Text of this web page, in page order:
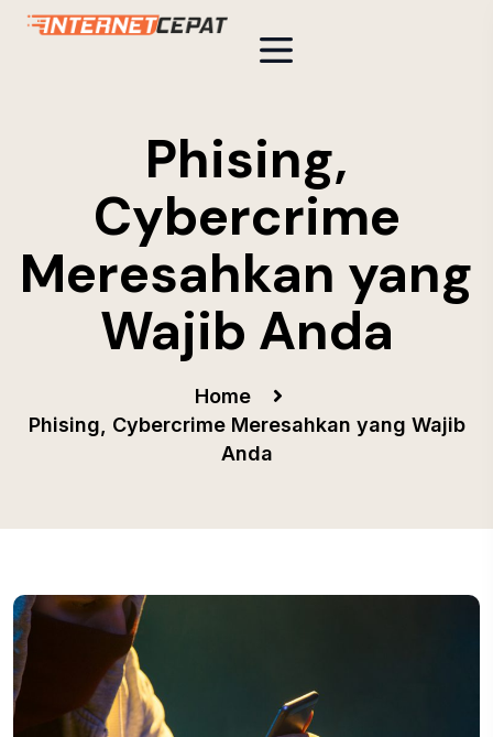
Phising,
Cybercrime
Meresahkan yang
Wajib Anda
Home
Phising, Cybercrime Meresahkan yang Wajib
Anda